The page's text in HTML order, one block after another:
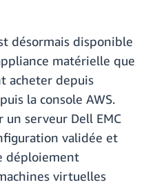
désormais disponible
matérielle que
acheter depuis
la console AWS.
un serveur Dell EMC
validée et
déploiement
virtuelles